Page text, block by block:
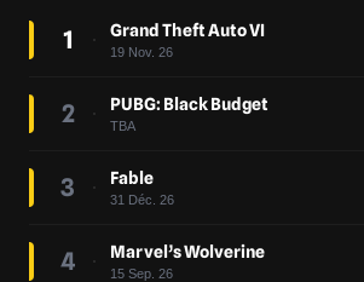
1 Grand Theft Auto VI
19 Nov. 26
2 PUBG: Black Budget
TBA
3 Fable
31 Déc. 26
4 Marvel’s Wolverine
15 Sep. 26